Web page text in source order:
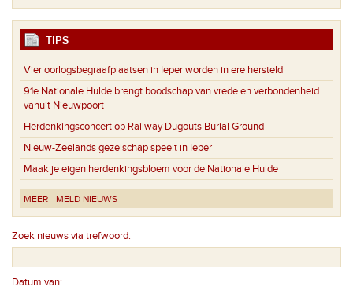
TIPS
Vier oorlogsbegraafplaatsen in Ieper worden in ere hersteld
91e Nationale Hulde brengt boodschap van vrede en verbondenheid
vanuit Nieuwpoort
Herdenkingsconcert op Railway Dugouts Burial Ground
Nieuw-Zeelands gezelschap speelt in Ieper
Maak je eigen herdenkingsbloem voor de Nationale Hulde
MEER MELD NIEUWS
Zoek nieuws via trefwoord:
Datum van: